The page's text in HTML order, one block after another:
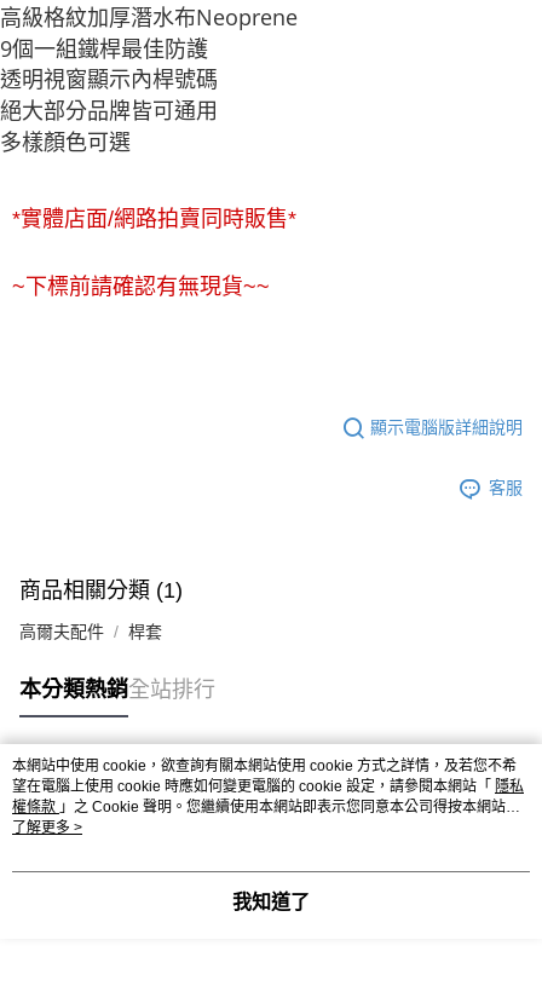
運送方式
全家取貨付款
每筆NT$60
每筆NT$250
高級格紋加厚潛水布Neoprene
9個一組鐵桿最佳防護
透明視窗顯示內桿號碼
絕大部分品牌皆可通用
多樣顏色可選
*實體店面/網路拍賣同時販售*
~下標前請確認有無現貨~~
顯示電腦版詳細說明
客服
商品相關分類 (1)
高爾夫配件 桿套
本分類熱銷全站排行
熱門標籤
本網站中使用 cookie，欲查詢有關本網站使用 cookie 方式之詳情，及若您不希
望在電腦上使用 cookie 時應如何變更電腦的 cookie 設定，請參閱本網站「 隱私
權條款 」之 Cookie 聲明。您繼續使用本網站即表示您同意本公司得按本網站使
用條款之 Cookie 聲明使用 cookie。
了解更多 >
我知道了